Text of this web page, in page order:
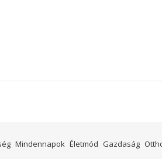
Mindennapok Életmód Gazdaság